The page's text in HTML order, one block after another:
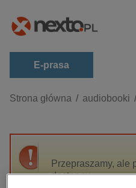
E-prasa
Kategorie
biznesowe,
Strona główna audiobooki
Przepraszamy, ale
dostępny.